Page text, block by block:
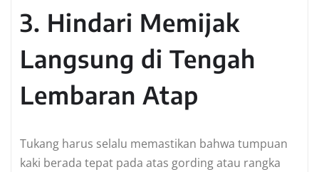
3. Hindari Memijak
Langsung di Tengah
Lembaran Atap
Tukang harus selalu memastikan bahwa tumpuan
kaki berada tepat pada atas gording atau rangka